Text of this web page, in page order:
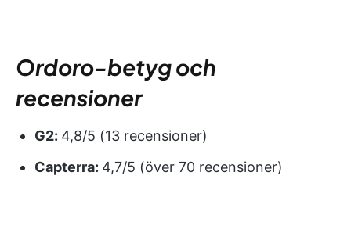
Ordoro-betyg och
recensioner
G2: 4,8/5 (13 recensioner)
Capterra: 4,7/5 (över 70 recensioner)